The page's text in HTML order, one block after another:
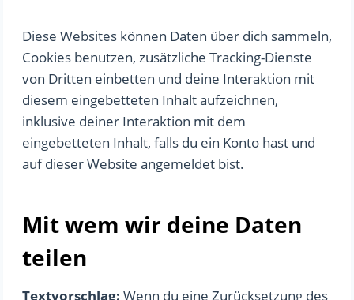
Diese Websites können Daten über dich sammeln,
Cookies benutzen, zusätzliche Tracking-Dienste
von Dritten einbetten und deine Interaktion mit
diesem eingebetteten Inhalt aufzeichnen,
inklusive deiner Interaktion mit dem
eingebetteten Inhalt, falls du ein Konto hast und
auf dieser Website angemeldet bist.
Mit wem wir deine Daten
teilen
Textvorschlag: Wenn du eine Zurücksetzung des